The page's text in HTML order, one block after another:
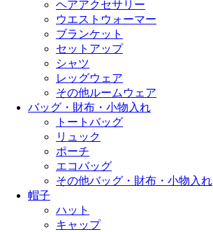
ヘアアクセサリー
ウエストウォーマー
ブランケット
セットアップ
シャツ
レッグウェア
その他ルームウェア
バッグ・財布・小物入れ
トートバッグ
リュック
ポーチ
エコバッグ
その他バッグ・財布・小物入れ
帽子
ハット
キャップ